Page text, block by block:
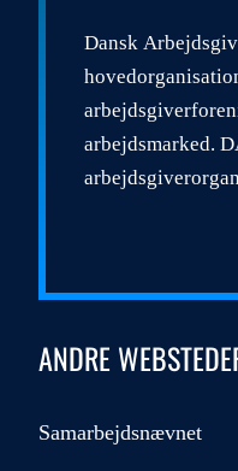
Dansk
arbejdsmarked.
ANDRE
Samarbejdsnævnet